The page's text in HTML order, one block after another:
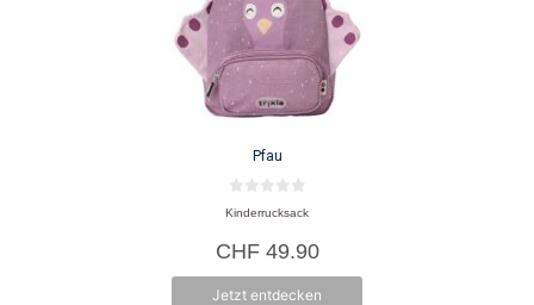
Pfau
0
v
n
5
Kinderrucksack
CHF49.90
Jetzt entdecken